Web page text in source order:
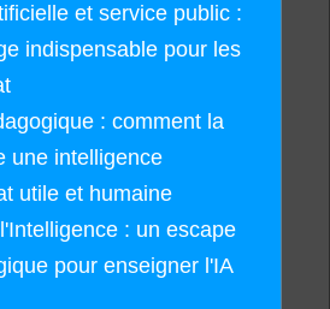
et service public :
indispensable pour les
: comment la
une intelligence
utile et humaine
: un escape
pour enseigner l'IA